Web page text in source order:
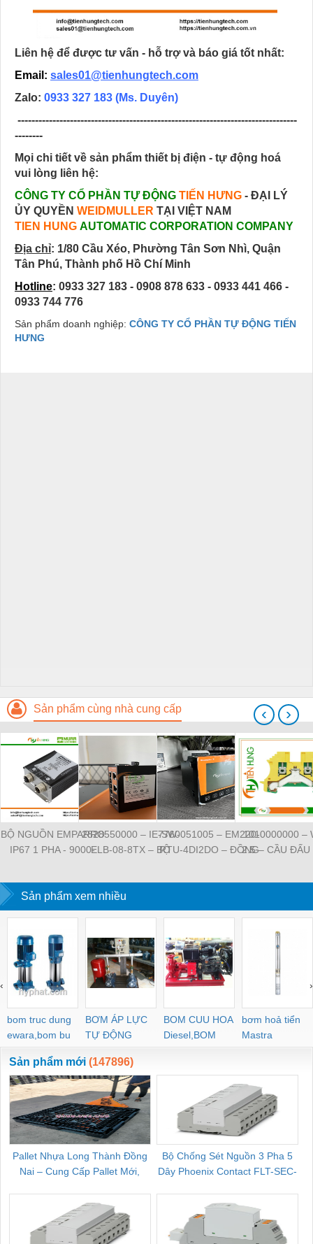
Liên hệ để được tư vấn - hỗ trợ và báo giá tốt nhất:
Email: sales01@tienhungtech.com
Zalo: 0933 327 183 (Ms. Duyên)
--------------------------------------------------------------------------------
--------
Mọi chi tiết về sản phẩm thiết bị điện - tự động hoá
vui lòng liên hệ:
CÔNG TY CỔ PHẦN TỰ ĐỘNG TIẾN HƯNG - ĐẠI LÝ
ỦY QUYỀN WEIDMULLER TẠI VIỆT NAM
TIEN HUNG AUTOMATIC CORPORATION COMPANY
Địa chỉ: 1/80 Cầu Xéo, Phường Tân Sơn Nhì, Quận
Tân Phú, Thành phố Hồ Chí Minh
Hotline: 0933 327 183 - 0908 878 633 - 0933 441 466 -
0933 744 776
Sản phẩm doanh nghiệp: CÔNG TY CỔ PHẦN TỰ ĐỘNG TIẾN
HƯNG
Sản phẩm cùng nhà cung cấp
BỘ NGUỒN EMPARRO
IP67 1 PHA - 9000-
EMPARRO IP67
POWER SUPPLY 1-
PHASE
2828550000 – IE-SW-
ELB-08-8TX – BỘ
RJ45 – WEIDMULLER
7760051005 – EM220-
RTU-4DI2DO – ĐỒNG
ĐO ĐIỆN ÁP –
1010000000 –
2.5 – CẦU ĐẤU
‹ ›
Sản phẩm xem nhiều
bom truc dung
ewara,bom bu
ewara
BƠM ÁP LỰC
TỰ ĐỘNG
BOM CUU HOA
Diesel,BOM
CHUA CHAY
bơm hoả tiển
Mastra
‹ ›
Sản phẩm mới (147896)
Pallet Nhựa Long Thành Đồng
Nai – Cung Cấp Pallet Mới,
Bộ Chống Sét Nguồn 3 Pha 5
Dây Phoenix Contact FLT-SEC-